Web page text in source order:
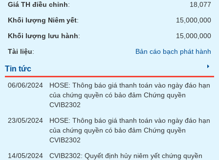
Giá TH điều chỉnh:
18,077
Khối lượng Niêm yết:
15,000,000
Khối lượng lưu hành:
15,000,000
Tài liệu: Bản cáo bạch phát hành
Tin tức
06/06/2024
HOSE: Thông báo giá thanh toán vào ngày đáo hạn
của chứng quyền có bảo đảm Chứng quyền
CVIB2302
23/05/2024
HOSE: Thông báo giá thanh toán vào ngày đáo hạn
của chứng quyền có bảo đảm Chứng quyền
CVIB2302
14/05/2024
CVIB2302: Quyết định hủy niêm yết chứng quyền
VỤ
TRUYỀN
BẤT